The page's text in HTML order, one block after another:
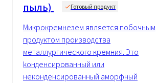
пыль)
Готовый продукт
Микрокремнезем является побочным
продуктом производства
металлургического кремния. Это
kонденсированный или
неконденсированный аморфный